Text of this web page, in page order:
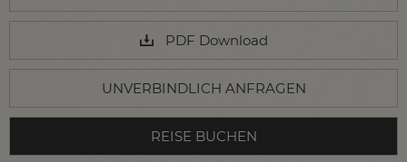
PDF Download
UNVERBINDLICH ANFRAGEN
REISE BUCHEN